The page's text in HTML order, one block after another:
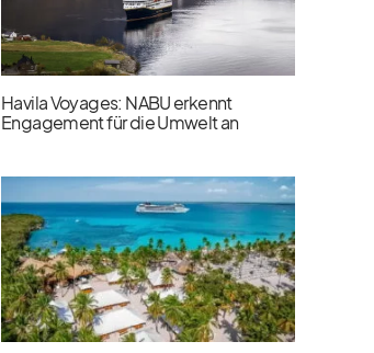
Havila Voyages: NABU erkennt
Engagement für die Umwelt an